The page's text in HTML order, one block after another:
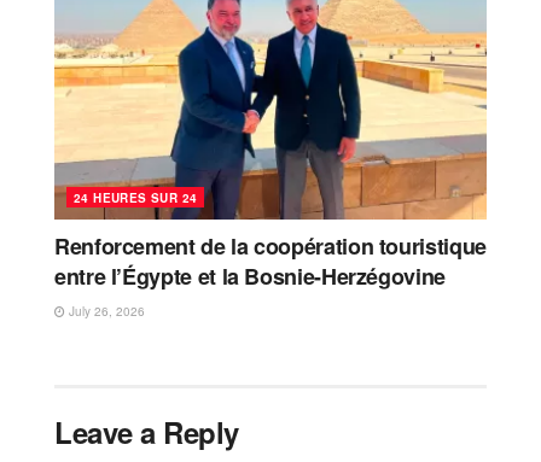
24 HEURES SUR 24
Renforcement de la coopération touristique
entre l’Égypte et la Bosnie-Herzégovine
July 26, 2026
Leave a Reply